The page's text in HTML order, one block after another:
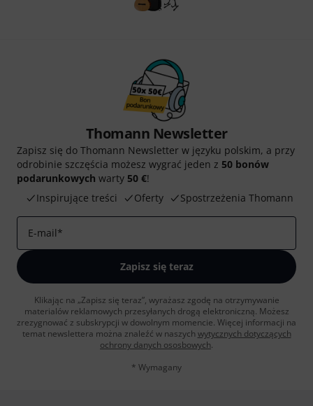
Thomann Newsletter
Zapisz się do Thomann Newsletter w języku polskim, a przy
odrobinie szczęścia możesz wygrać jeden z 50 bonów
podarunkowych warty 50 €!
Inspirujące treści
Oferty Spostrzeżenia Thomann
E-mail*
Zapisz się teraz
Klikając na „Zapisz się teraz”, wyrażasz zgodę na otrzymywanie
materialów reklamowych przesyłanych drogą elektroniczną. Możesz
zrezygnować z subskrypcji w dowolnym momencie. Więcej informacji na
temat newslettera można znaleźć w naszych wytycznych dotyczących
ochrony danych ososbowych.
* Wymagany